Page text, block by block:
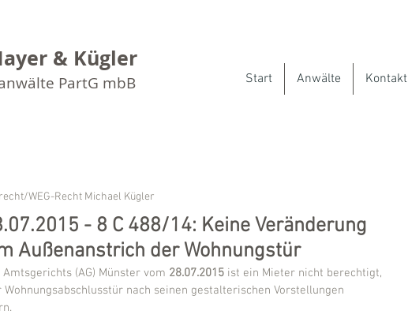
& Kügler
PartG mbB Start Anwälte Kontakt
- 8 C 488/14: Keine Veränderung
Außenanstrich der Wohnungstür
WEG-Recht Michael Kügler
(AG) Münster vom 28.07.2015 ist ein Mieter nicht berechtigt,
nach seinen gestalterischen Vorstellungen